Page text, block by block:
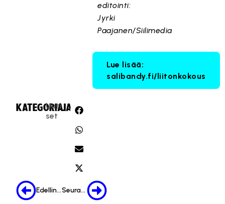
editointi:
Jyrki
Paajanen/Siilimedia
Lue lisää:
salibandy.fi/liitonkokous
KATEGORIA:
Uuti
set
JAA:
Edellinen Seuraava